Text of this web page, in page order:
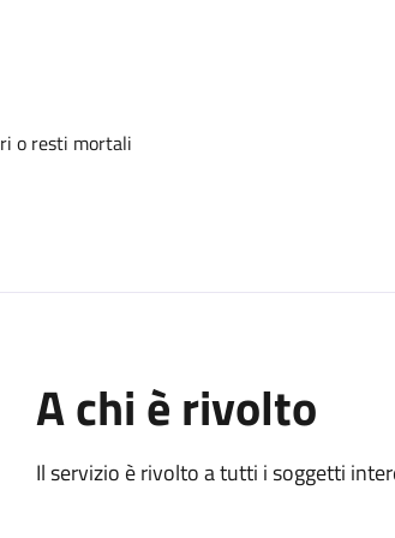
o resti mortali
A chi è rivolto
Il servizio è rivolto a tutti i soggetti